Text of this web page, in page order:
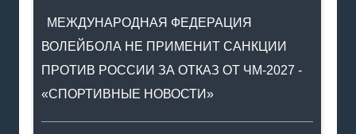
МЕЖДУНАРОДНАЯ ФЕДЕРАЦИЯ
ВОЛЕЙБОЛА НЕ ПРИМЕНИТ САНКЦИИ
ПРОТИВ РОССИИ ЗА ОТКАЗ ОТ ЧМ-2027 -
«СПОРТИВНЫЕ НОВОСТИ»